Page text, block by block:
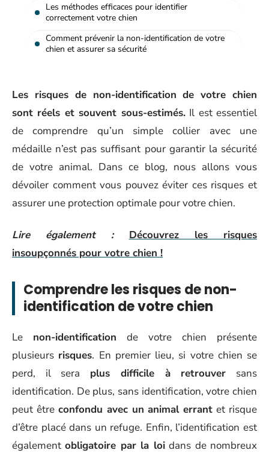
Les méthodes efficaces pour identifier
correctement votre chien
Comment prévenir la non-identification de votre
chien et assurer sa sécurité
Les risques de non-identification de votre chien
sont réels et souvent sous-estimés.Il est essentiel
de comprendre qu’un simple collier avec une
médaille n’est pas suffisant pour garantir la sécurité
de votre animal. Dans ce blog, nous allons vous
dévoiler comment vous pouvez éviter ces risques et
assurer une protection optimale pour votre chien.
Lire également :
Découvrez les risques
insoupçonnés pour votre chien !
Comprendre les risques de non-
identification de votre chien
Le non-identification de votre chien présente
plusieurs risques. En premier lieu, si votre chien se
perd, il sera plus difficile à retrouver sans
identification. De plus, sans identification, votre chien
peut être confondu avec un animal errant et risque
d’être placé dans un refuge. Enfin, l’identification est
égalementobligatoire par la loidans de nombreux